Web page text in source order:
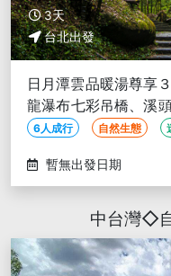
3天
台北出發
日月潭雲品暖湯尊享
龍瀑布七彩吊橋、溪
農遊
6人成行 自然生態
暫無出發日期
中台灣◇